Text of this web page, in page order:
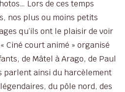
Lors de ces temps
nos plus ou moins petits
qu’ils ont le plaisir de voir
Ciné court animé » organisé
de Mâtel à Arago, de Paul
parlent ainsi du harcèlement
du pôle nord, des